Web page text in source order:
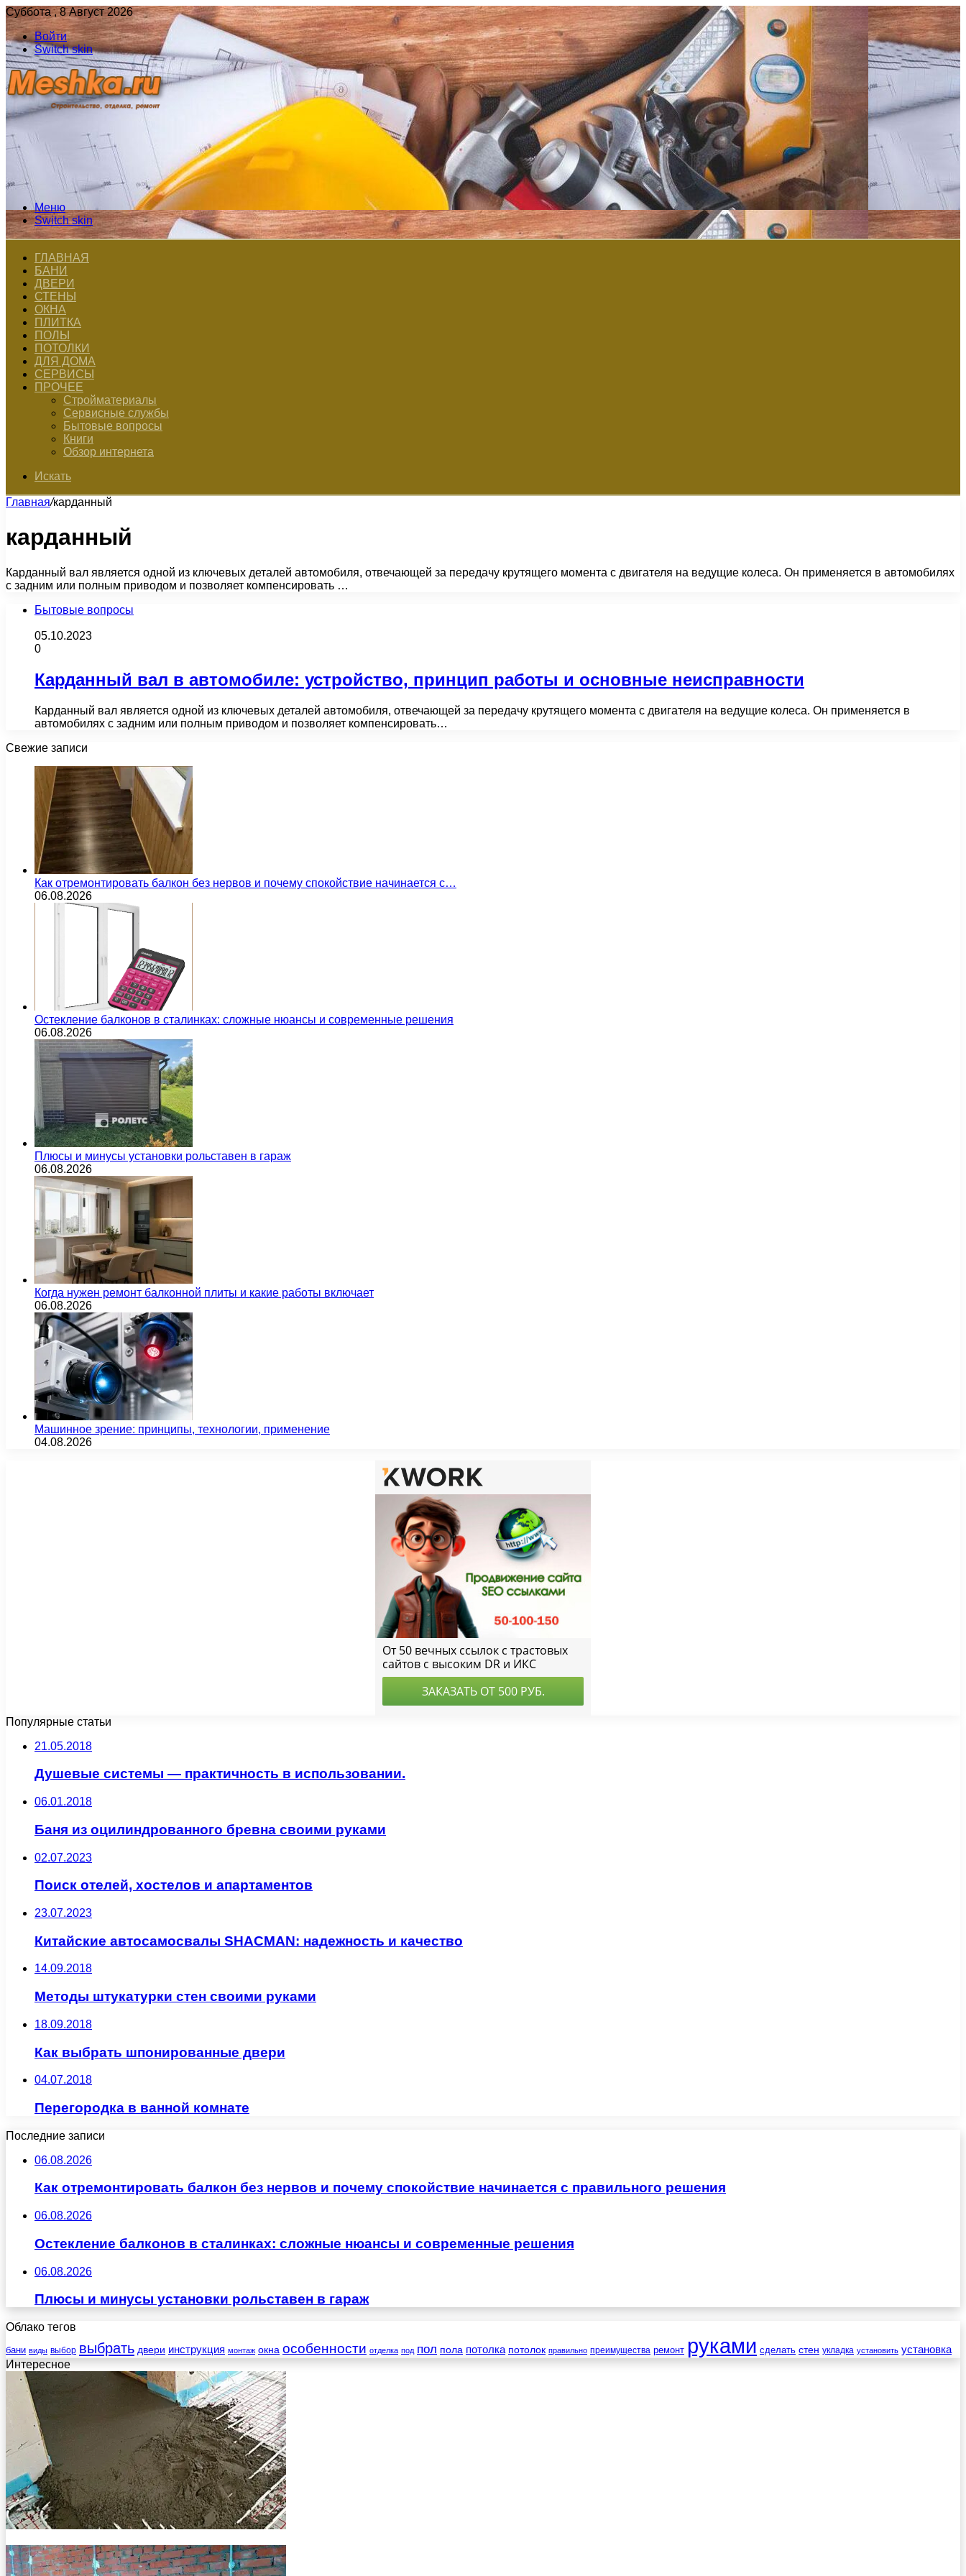
Суббота , 8 Август 2026
Войти
Switch skin
Меню
Switch skin
ГЛАВНАЯ
БАНИ
ДВЕРИ
СТЕНЫ
ОКНА
ПЛИТКА
ПОЛЫ
ПОТОЛКИ
ДЛЯ ДОМА
СЕРВИСЫ
ПРОЧЕЕ
Стройматериалы
Сервисные службы
Бытовые вопросы
Книги
Обзор интернета
Искать
Главная/карданный
карданный
Карданный вал является одной из ключевых деталей автомобиля, отвечающей за передачу крутящего момента с двигателя на ведущие колеса. Он применяется в автомобилях
с задним или полным приводом и позволяет компенсировать …
Бытовые вопросы
05.10.2023
0
Карданный вал в автомобиле: устройство, принцип работы и основные неисправности
Карданный вал является одной из ключевых деталей автомобиля, отвечающей за передачу крутящего момента с двигателя на ведущие колеса. Он применяется в
автомобилях с задним или полным приводом и позволяет компенсировать…
Свежие записи
Как отремонтировать балкон без нервов и почему спокойствие начинается с…
06.08.2026
Остекление балконов в сталинках: сложные нюансы и современные решения
06.08.2026
Плюсы и минусы установки рольставен в гараж
06.08.2026
Когда нужен ремонт балконной плиты и какие работы включает
06.08.2026
Машинное зрение: принципы, технологии, применение
04.08.2026
Популярные статьи
21.05.2018
Душевые системы — практичность в использовании.
06.01.2018
Баня из оцилиндрованного бревна своими руками
02.07.2023
Поиск отелей, хостелов и апартаментов
23.07.2023
Китайские автосамосвалы SHACMAN: надежность и качество
14.09.2018
Методы штукатурки стен своими руками
18.09.2018
Как выбрать шпонированные двери
04.07.2018
Перегородка в ванной комнате
Последние записи
06.08.2026
Как отремонтировать балкон без нервов и почему спокойствие начинается с правильного решения
06.08.2026
Остекление балконов в сталинках: сложные нюансы и современные решения
06.08.2026
Плюсы и минусы установки рольставен в гараж
Облако тегов
бани виды выбор выбрать двери инструкция монтаж окна особенности отделка под пол пола потолка потолок правильно преимущества ремонт руками сделать стен укладка установить установка
Интересное